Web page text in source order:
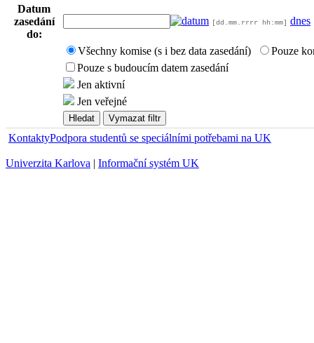
Datum
zasedání
do:
[dd.mm.rrrr hh:mm] dnes
Všechny komise (s i bez data zasedání)
Pouze
Pouze s budoucím datem zasedání
Jen aktivní
Jen veřejné
KontaktyPodpora studentů se speciálními potřebami na UK
Univerzita Karlova | Informační systém UK